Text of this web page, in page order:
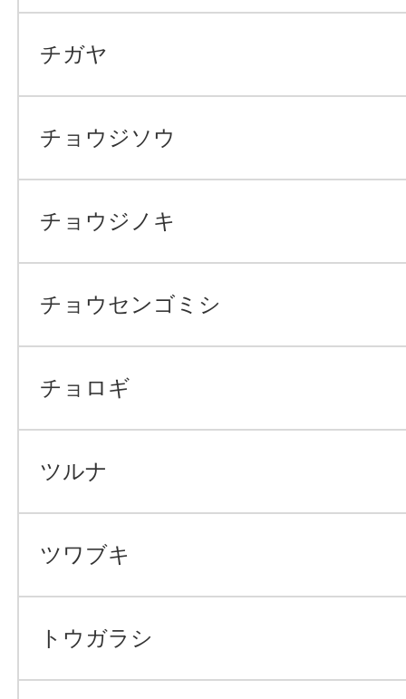
チガヤ
チョウジソウ
チョウジノキ
チョウセンゴミシ
チョロギ
ツルナ
ツワブキ
トウガラシ